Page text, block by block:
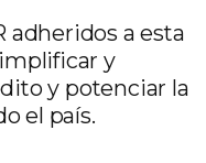
adheridos a esta
y
y potenciar la
el país.